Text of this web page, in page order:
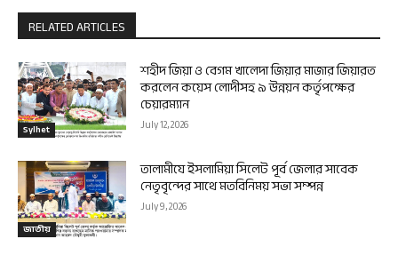
RELATED ARTICLES
Sylhet
শহীদ জিয়া ও বেগম খালেদা জিয়ার মাজার জিয়ারত
করলেন কয়েস লোদীসহ ৯ উন্নয়ন কর্তৃপক্ষের
চেয়ারম্যান
July 12, 2026
জাতীয়
তালামীযে ইসলামিয়া সিলেট পূর্ব জেলার সাবেক
নেতৃবৃন্দের সাথে মতবিনিময় সভা সম্পন্ন
July 9, 2026